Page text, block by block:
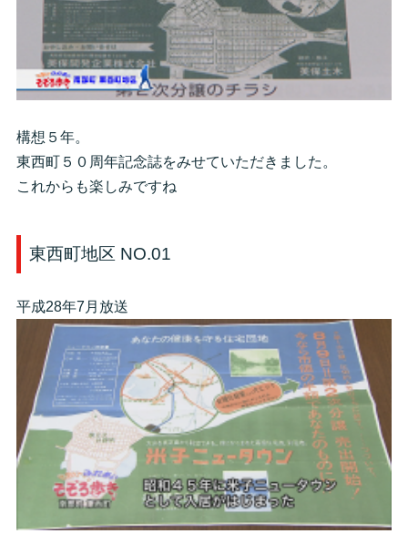
構想５年。
東西町５０周年記念誌をみせていただきました。
これからも楽しみですね
東西町地区 NO.01
平成28年7月放送